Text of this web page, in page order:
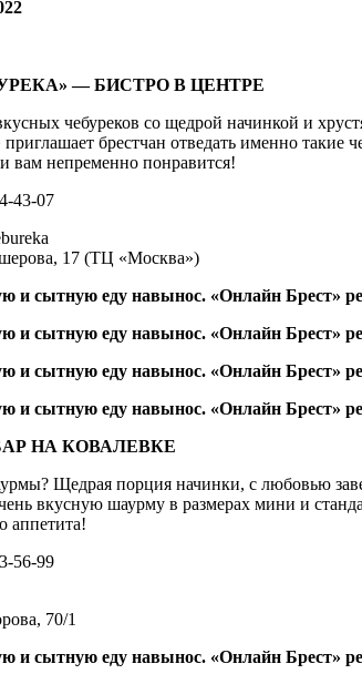
— БИСТРО В ЦЕНТРЕ
чебуреков со щедрой начинкой и
приглашает брестчан отведать именно
вам непременно понравится!
43-07
17 (ТЦ «Москва»)
НА КОВАЛЕВКЕ
Щедрая порция начинки, с любовью
вкусную шаурму в размерах мини и
аппетита!
56-99
70/1